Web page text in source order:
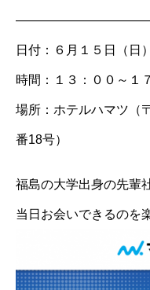
日付：６月１５日（日）
時間：１３：００～１
場所：ホテルハマツ（
番18号）
福島の大学出身の先輩
当日お会いできるのを